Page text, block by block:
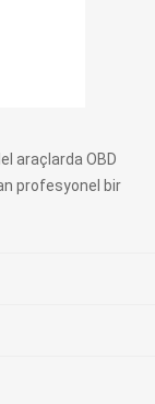
araçlarda OBD
profesyonel bir